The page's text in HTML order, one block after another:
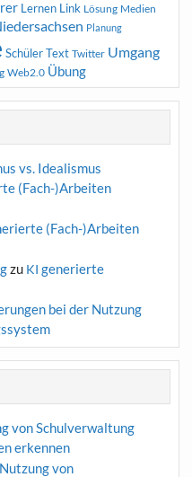
Lernen Link Lösung Medien
Planung
Schüler Text Twitter Umgang
Web2.0 Übung
vs. Idealismus
(Fach-)Arbeiten
(Fach-)Arbeiten
zu KI generierte
bei der Nutzung
von Schulverwaltung
erkennen
von